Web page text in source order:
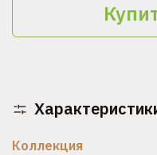
Коллекция